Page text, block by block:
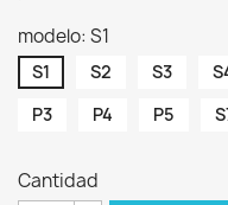
modelo: S1
S1 S2 S3
P3
P4 P5
Cantidad